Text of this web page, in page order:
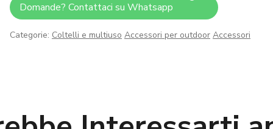
Domande? Contattaci su Whatsapp
Categorie: Coltelli e multiuso Accessori per outdoor Accessori